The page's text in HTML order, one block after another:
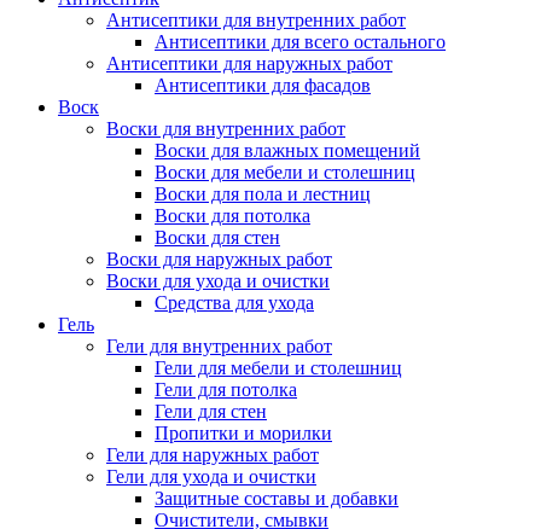
Антисептики для внутренних работ
Антисептики для всего остального
Антисептики для наружных работ
Антисептики для фасадов
Воск
Воски для внутренних работ
Воски для влажных помещений
Воски для мебели и столешниц
Воски для пола и лестниц
Воски для потолка
Воски для стен
Воски для наружных работ
Воски для ухода и очистки
Средства для ухода
Гель
Гели для внутренних работ
Гели для мебели и столешниц
Гели для потолка
Гели для стен
Пропитки и морилки
Гели для наружных работ
Гели для ухода и очистки
Защитные составы и добавки
Очистители, смывки